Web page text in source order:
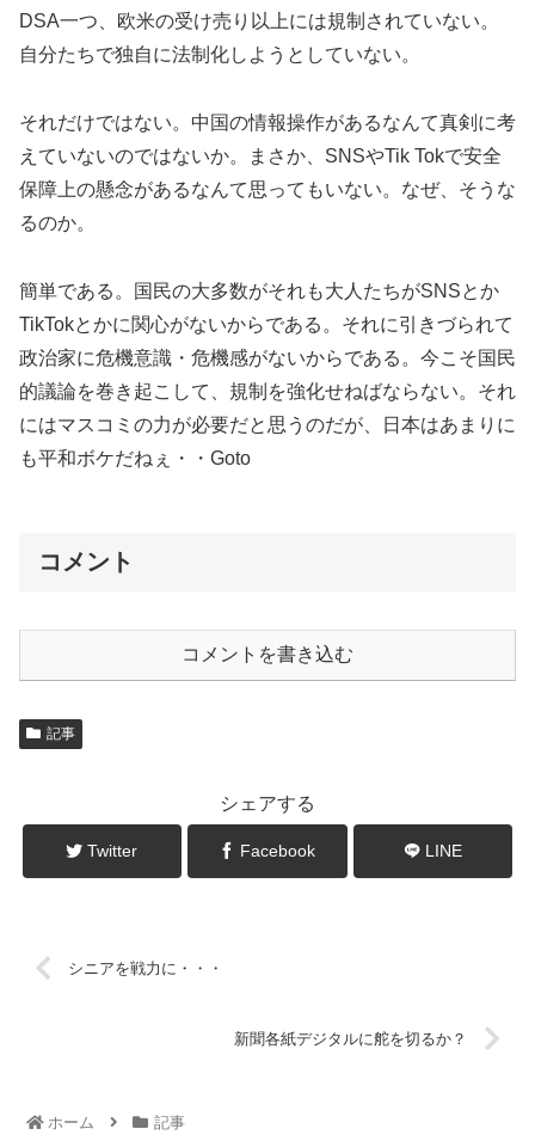
DSA一つ、欧米の受け売り以上には規制されていない。
自分たちで独自に法制化しようとしていない。
それだけではない。中国の情報操作があるなんて真剣に考
えていないのではないか。まさか、SNSやTik Tokで安全
保障上の懸念があるなんて思ってもいない。なぜ、そうな
るのか。
簡単である。国民の大多数がそれも大人たちがSNSとか
TikTokとかに関心がないからである。それに引きづられて
政治家に危機意識・危機感がないからである。今こそ国民
的議論を巻き起こして、規制を強化せねばならない。それ
にはマスコミの力が必要だと思うのだが、日本はあまりに
も平和ボケだねぇ・・Goto
コメント
コメントを書き込む
記事
シェアする
Twitter Facebook LINE
シニアを戦力に・・・
新聞各紙デジタルに舵を切るか？
ホーム 記事